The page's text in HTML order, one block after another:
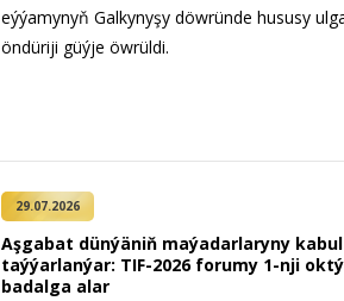
eýýamynyň Galkynyşy döwründe hususy
öndüriji güýje öwrüldi.
29.07.2026
Aşgabat dünýäniň maýadarlaryny
taýýarlanýar: TIF-2026 forumy 1-nji
badalga alar